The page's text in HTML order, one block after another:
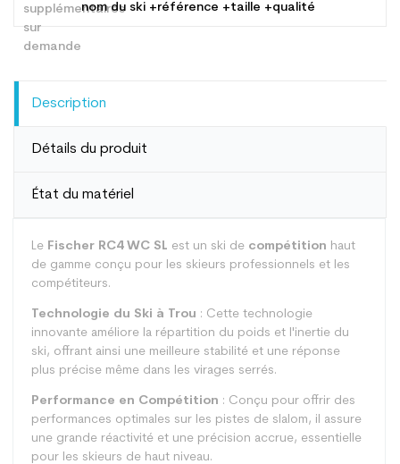
nom du ski +référence +taille +qualité
Description
Détails du produit
État du matériel
Le Fischer RC4 WC SL est un ski de compétition haut
de gamme conçu pour les skieurs professionnels et les
compétiteurs.
Technologie du Ski à Trou : Cette technologie
innovante améliore la répartition du poids et l'inertie du
ski, offrant ainsi une meilleure stabilité et une réponse
plus précise même dans les virages serrés.
Performance en Compétition : Conçu pour offrir des
performances optimales sur les pistes de slalom, il assure
une grande réactivité et une précision accrue, essentielle
pour les skieurs de haut niveau.